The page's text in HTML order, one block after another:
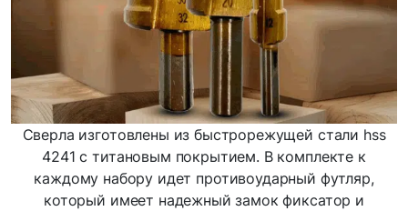
Сверла изготовлены из быстрорежущей стали hss
4241 с титановым покрытием. В комплекте к
каждому набору идет противоударный футляр,
который имеет надежный замок фиксатор и